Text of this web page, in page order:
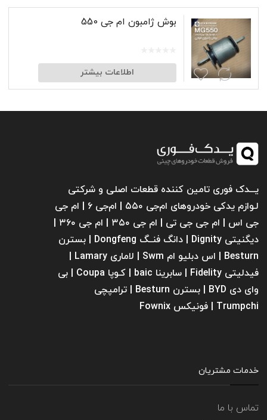
بوش ژامبون ام جی 550
اطلاعات بیشتر
یـــدک فوری تامین کننده قطعات اصلی و شرکتی
لـوازم یدکی خودروهای ام‌جی ۵۵۰ | ام‌جی ۶ | ام جی
دیگنیتی Dignity | دانگ فنــگ Dongfeng | بسترن
فیدلیتی Fidelity | سابرینا ‌baic | کـوپا Coupa | بی
وای دی BYD | بسترن Besturn | ترامپچی
Trumpchi | فونیکس Fownix
خدمات مشتریان
تماس با ما